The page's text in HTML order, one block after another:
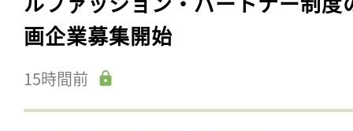
画企業募集開始
15時間前